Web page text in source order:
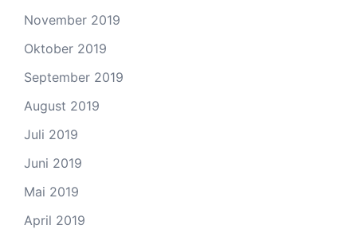
November 2019
Oktober 2019
September 2019
August 2019
Juli 2019
Juni 2019
Mai 2019
April 2019